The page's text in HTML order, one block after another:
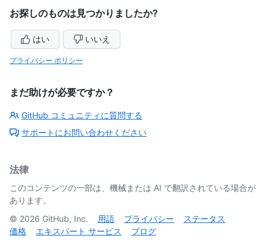
お探しのものは見つかりましたか?
はい いいえ
プライバシー ポリシー
まだ助けが必要ですか？
GitHub コミュニティに質問する
サポートにお問い合わせください
法律
このコンテンツの一部は、機械または AI で翻訳されている場合が
あります。
© 2026 GitHub, Inc. 用語 プライバシー
ステータス
価格
エキスパート サービス ブログ